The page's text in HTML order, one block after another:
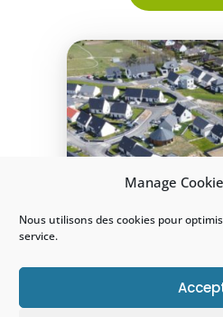
Manage
Nous utilisons des cookies pour
service.